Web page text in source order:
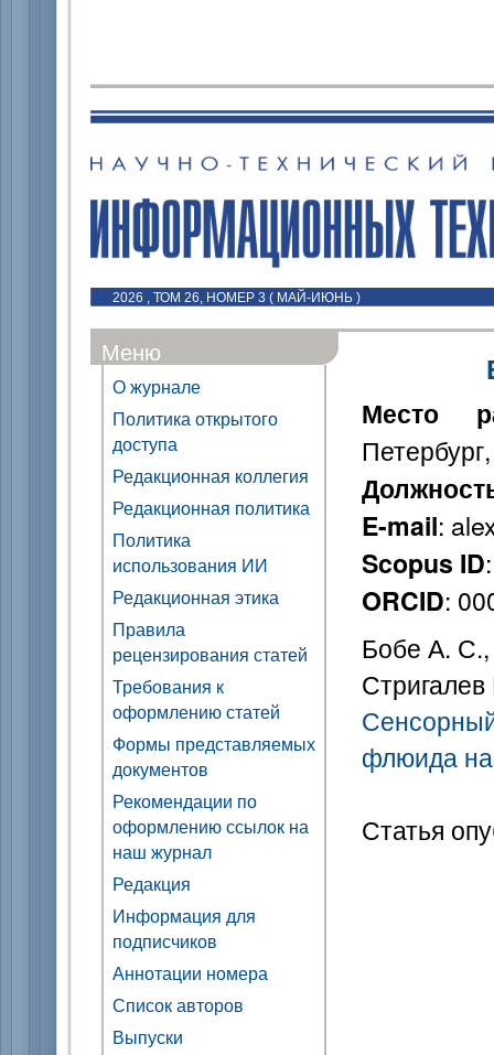
2026 , ТОМ 26, НОМЕР 3 ( МАЙ-ИЮНЬ )
Меню
О журнале
Политика открытого
доступа
Редакционная коллегия
Редакционная политика
Политика
использования ИИ
Редакционная этика
Правила
рецензирования статей
Требования к
оформлению статей
Формы представляемых
документов
Рекомендации по
оформлению ссылок на
наш журнал
Редакция
Информация для
подписчиков
Аннотации номера
Список авторов
Выпуски
Место
E-mail:
Scopus ID
ORCID:
Бобе А.
флюида на
Статья